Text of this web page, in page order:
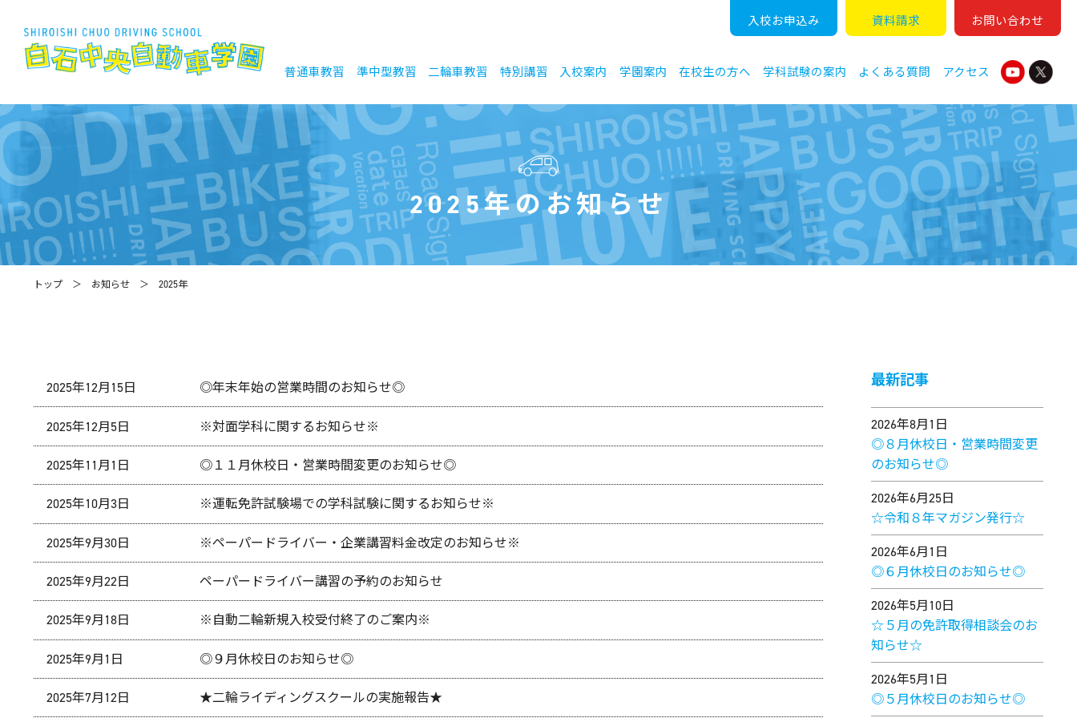
入校お申込み 資料請求 お問い合わせ
普通車教習 準中型教習 二輪車教習 特別講習 入校案内 学園案内 在校生の方へ 学科試験の案内 よくある質問 アクセス
2025年のお知らせ
トップ お知らせ 2025年
2025年12月15日 ◎年末年始の営業時間のお知らせ◎
2025年12月5日 ※対面学科に関するお知らせ※
2025年11月1日 ◎１１月休校日・営業時間変更のお知らせ◎
2025年10月3日 ※運転免許試験場での学科試験に関するお知らせ※
2025年9月30日 ※ペーパードライバー・企業講習料金改定のお知らせ※
2025年9月22日 ペーパードライバー講習の予約のお知らせ
2025年9月18日 ※自動二輪新規入校受付終了のご案内※
2025年9月1日 ◎９月休校日のお知らせ◎
2025年7月12日 ★二輪ライディングスクールの実施報告★
最新記事
2026年8月1日
◎８月休校日・営業時間変更
のお知らせ◎
2026年6月25日
☆令和８年マガジン発行☆
2026年6月1日
◎６月休校日のお知らせ◎
2026年5月10日
☆５月の免許取得相談会のお
知らせ☆
2026年5月1日
◎５月休校日のお知らせ◎